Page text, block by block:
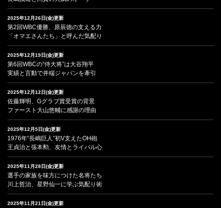
2025年12月26日(金)更新
第2回WBC優勝、原辰徳の支える力
「オマエさんたち」と呼んだ気配り
2025年12月19日(金)更新
第6回WBCの“侍大将”は大谷翔平
実績と言動で井端ジャパンを牽引
2025年12月12日(金)更新
佐藤輝明、Gグラブ賞受賞の背景
ファースト大山悠輔に感謝の理由
2025年12月5日(金)更新
1976年“長嶋巨人”初V支えたOH砲
王貞治と張本勲、友情とライバル心
2025年11月28日(金)更新
選手の家族を味方につけた名将たち
川上哲治、星野仙一に学ぶ気配り術
2025年11月21日(金)更新